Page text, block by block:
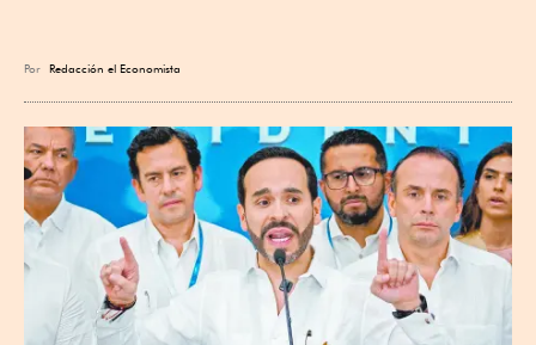
Por Redacción el Economista